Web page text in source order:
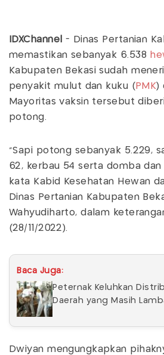
IDXChannel - Dinas Pertanian
memastikan sebanyak 6.538
Kabupaten Bekasi sudah
penyakit mulut dan kuku ( PMK)
Mayoritas vaksin tersebut
potong.
"Sapi potong sebanyak 5.229,
62, kerbau 54 serta domba dan
kata Kabid Kesehatan Hewan
Dinas Pertanian Kabupaten
Wahyudiharto, dalam
(28/11/2022).
Baca Juga:
Peternak Keluhkan
Daerah yang Masih
Dwiyan mengungkapkan